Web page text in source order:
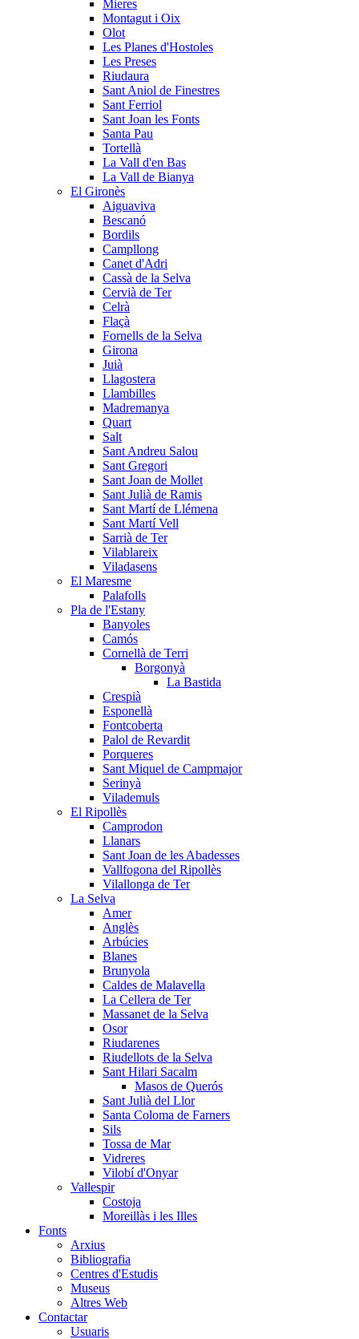
Mieres
Montagut i Oix
Olot
Les Planes d'Hostoles
Les Preses
Riudaura
Sant Aniol de Finestres
Sant Ferriol
Sant Joan les Fonts
Santa Pau
Tortellà
La Vall d'en Bas
La Vall de Bianya
El Gironès
Aiguaviva
Bescanó
Bordils
Campllong
Canet d'Adri
Cassà de la Selva
Cervià de Ter
Celrà
Flaçà
Fornells de la Selva
Girona
Juià
Llagostera
Llambilles
Madremanya
Quart
Salt
Sant Andreu Salou
Sant Gregori
Sant Joan de Mollet
Sant Julià de Ramis
Sant Martí de Llémena
Sant Martí Vell
Sarrià de Ter
Vilablareix
Viladasens
El Maresme
Palafolls
Pla de l'Estany
Banyoles
Camós
Cornellà de Terri
Borgonyà
La Bastida
Crespià
Esponellà
Fontcoberta
Palol de Revardit
Porqueres
Sant Miquel de Campmajor
Serinyà
Vilademuls
El Ripollès
Camprodon
Llanars
Sant Joan de les Abadesses
Vallfogona del Ripollès
Vilallonga de Ter
La Selva
Amer
Anglès
Arbúcies
Blanes
Brunyola
Caldes de Malavella
La Cellera de Ter
Massanet de la Selva
Osor
Riudarenes
Riudellots de la Selva
Sant Hilari Sacalm
Masos de Querós
Sant Julià del Llor
Santa Coloma de Farners
Sils
Tossa de Mar
Vidreres
Vilobí d'Onyar
Vallespir
Costoja
Moreillàs i les Illes
Fonts
Arxius
Bibliografia
Centres d'Estudis
Museus
Altres Web
Contactar
Usuaris